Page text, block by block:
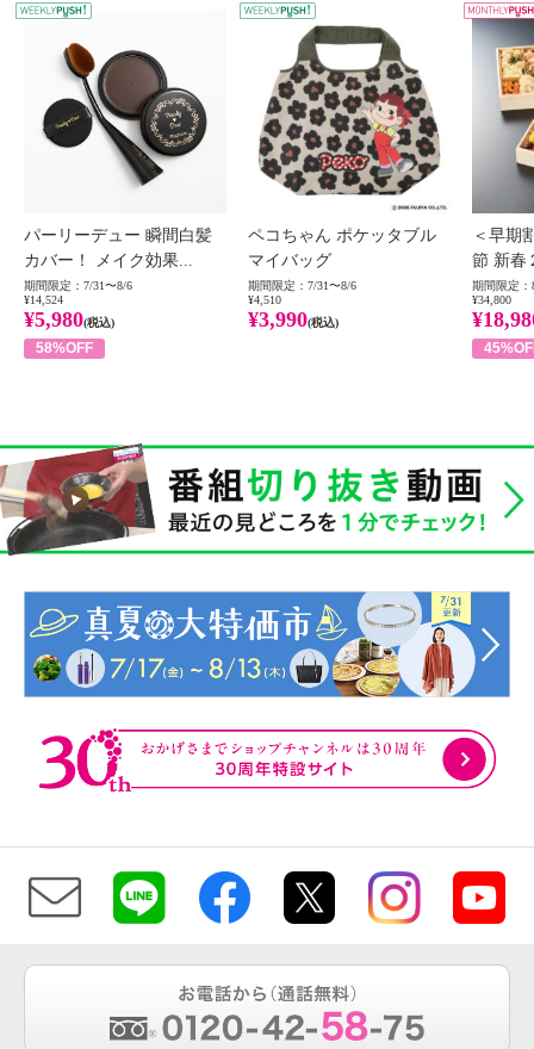
WEEKLY PUSH
パーリーデュー 瞬間白髪
カバー！ メイク効果...
期間限定：7/31〜8/6
¥14,524
¥5,980(税込)
58%OFF
ペコちゃん ポケッタブル
マイバッグ
期間限定：7/31〜8/6
¥4,510
¥3,990(税込)
＜早期
節 新春
期間限定：
¥34,800